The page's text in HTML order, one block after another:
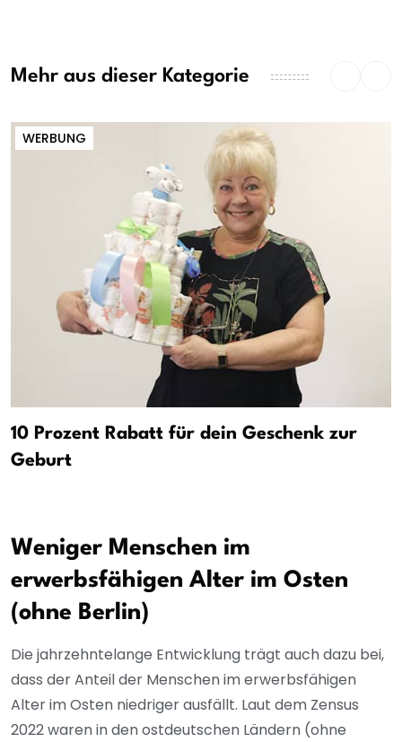
Mehr aus dieser Kategorie
WERBUNG
10 Prozent Rabatt für dein Geschenk zur
Geburt
Weniger Menschen im
erwerbsfähigen Alter im Osten
(ohne Berlin)
Die jahrzehntelange Entwicklung trägt auch dazu bei,
dass der Anteil der Menschen im erwerbsfähigen
Alter im Osten niedriger ausfällt. Laut dem Zensus
2022 waren in den ostdeutschen Ländern (ohne